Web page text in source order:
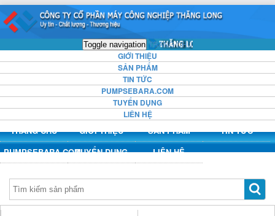
https:/www.high-
endrolex.com/13
https:/www.high-
endrolex.com/13
https:/www.high-
endrolex.com/13
https:/www.high-
endrolex.com/13
Toggle navigation TRANG CHỦ
GIỚI THIỆU
SẢN PHẨM
TIN TỨC
PUMPSEBARA.COM
TUYỂN DỤNG
LIÊN HỆ
TRANG CHỦ GIỚI THIỆU SẢN PHẨM
TIN TỨC
PUMPSEBARA.COMTUYỂN DỤNG LIÊN HỆ